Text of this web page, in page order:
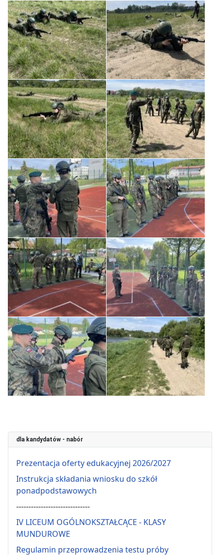
dla kandydatów - nabór
Prezentacja oferty edukacyjnej 2026/2027
Instrukcja składania wniosku do szkół
ponadpodstawowych
------------------------------
IV LICEUM OGÓLNOKSZTAŁCĄCE - KLASY
MUNDUROWE
Regulamin przeprowadzenia testu próby